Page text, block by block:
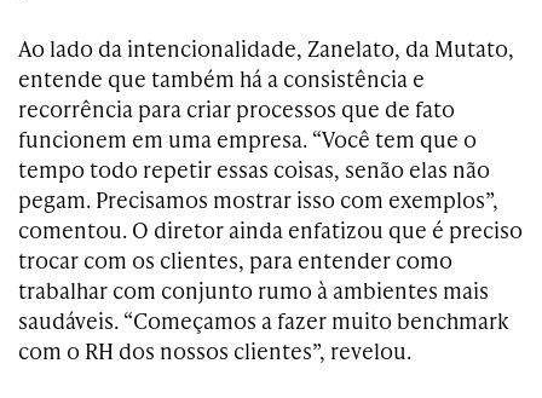
Ao lado da intencionalidade, Zanelato, da Mutato,
entende que também há a consistência e
recorrência para criar processos que de fato
funcionem em uma empresa. “Você tem que o
tempo todo repetir essas coisas, senão elas não
pegam. Precisamos mostrar isso com exemplos”,
comentou. O diretor ainda enfatizou que é preciso
trocar com os clientes, para entender como
trabalhar com conjunto rumo à ambientes mais
saudáveis. “Começamos a fazer muito benchmark
com o RH dos nossos clientes”, revelou.